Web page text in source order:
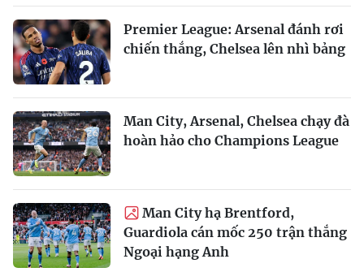
Premier League: Arsenal đánh rơi
chiến thắng, Chelsea lên nhì bảng
Man City, Arsenal, Chelsea chạy đà
hoàn hảo cho Champions League
Man City hạ Brentford,
Guardiola cán mốc 250 trận thắng
Ngoại hạng Anh